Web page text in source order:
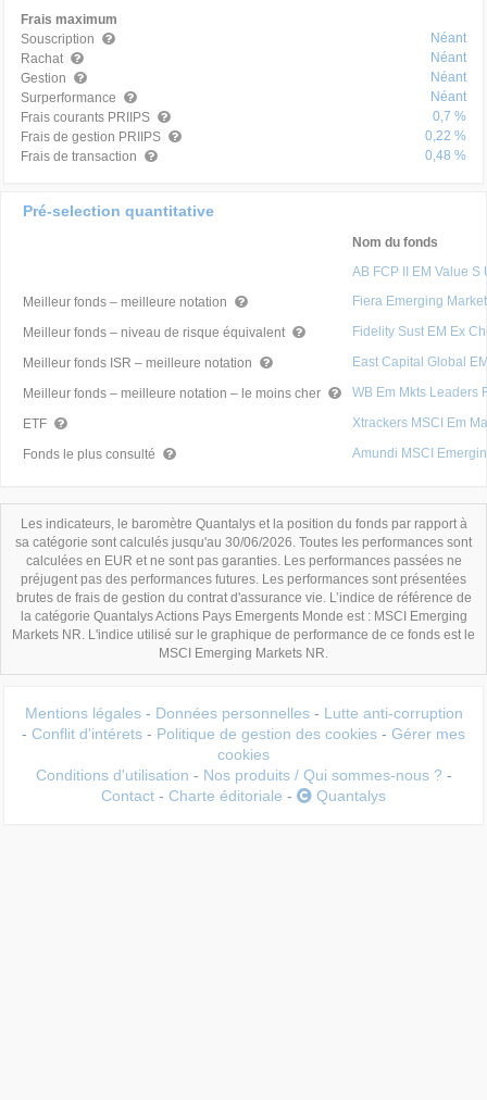
Frais maximum
Souscription
Néant
Rachat
Néant
Gestion
Néant
Surperformance
Néant
Frais courants PRIIPS
0,7 %
Frais de gestion PRIIPS
0,22 %
Frais de transaction
0,48 %
Pré-selection quantitative
Nom du fonds
AB FCP II EM Value S
Meilleur fonds – meilleure notation
Fiera Emerging
Meilleur fonds – niveau de risque équivalent Fidelity Sust EM Ex
Meilleur fonds ISR – meilleure notation East Capital Global
Meilleur fonds – meilleure notation – le moins cher WB Em Mkts Leaders
ETF Xtrackers MSCI Em
Fonds le plus consulté Amundi MSCI
Les indicateurs, le baromètre Quantalys et la position du fonds par rapport à
sa catégorie sont calculés jusqu'au 30/06/2026. Toutes les performances sont
calculées en EUR et ne sont pas garanties. Les performances passées ne
préjugent pas des performances futures. Les performances sont présentées
brutes de frais de gestion du contrat d'assurance vie. L’indice de référence de
la catégorie Quantalys Actions Pays Emergents Monde est : MSCI Emerging
Markets NR. L'indice utilisé sur le graphique de performance de ce fonds est le
MSCI Emerging Markets NR.
Mentions légales - Données personnelles - Lutte anti-corruption
- Conflit d'intérets - Politique de gestion des cookies - Gérer mes
cookies
Conditions d'utilisation - Nos produits / Qui sommes-nous ? -
Contact - Charte éditoriale - Quantalys